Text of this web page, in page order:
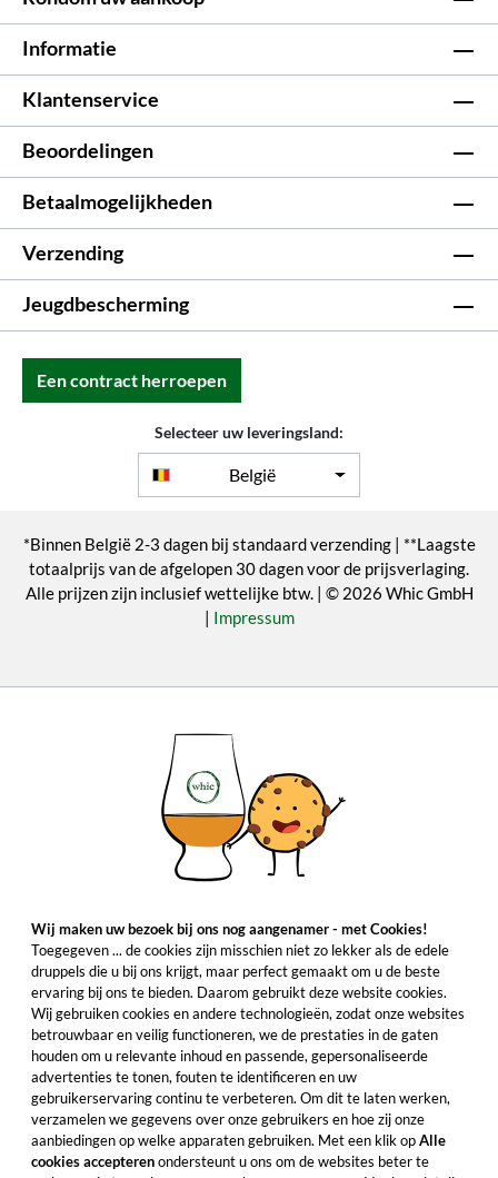
Informatie
Klantenservice
Beoordelingen
Betaalmogelijkheden
Verzending
Jeugdbescherming
Een contract herroepen
Selecteer uw leveringsland:
België
*Binnen België 2-3 dagen bij standaard verzending | **Laagste
totaalprijs van de afgelopen 30 dagen voor de prijsverlaging.
Alle prijzen zijn inclusief wettelijke btw. | © 2026 Whic GmbH
| Impressum
Wij maken uw bezoek bij ons nog aangenamer - met Cookies!
Toegegeven ... de cookies zijn misschien niet zo lekker als de edele
druppels die u bij ons krijgt, maar perfect gemaakt om u de beste
ervaring bij ons te bieden. Daarom gebruikt deze website cookies.
Wij gebruiken cookies en andere technologieën, zodat onze websites
betrouwbaar en veilig functioneren, we de prestaties in de gaten
houden om u relevante inhoud en passende, gepersonaliseerde
advertenties te tonen, fouten te identificeren en uw
gebruikerservaring continu te verbeteren. Om dit te laten werken,
verzamelen we gegevens over onze gebruikers en hoe zij onze
aanbiedingen op welke apparaten gebruiken. Met een klik opAlle
cookies accepterenondersteunt u ons om de websites beter te